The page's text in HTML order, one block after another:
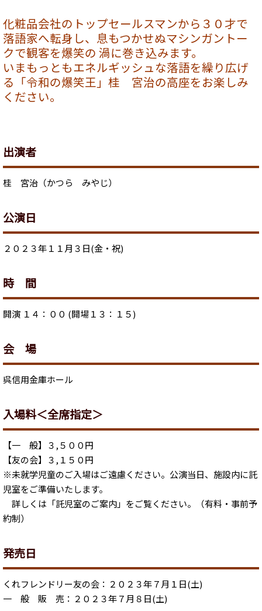
化粧品会社のトップセールスマンから３０才で
落語家へ転身し、息もつかせぬマシンガントー
クで観客を爆笑の 渦に巻き込みます。
いまもっともエネルギッシュな落語を繰り広げ
る「令和の爆笑王」桂 宮治の高座をお楽しみ
ください。
出演者
桂 宮治（かつら みやじ）
公演日
２０２３年１１月３日(金・祝)
時 間
開演 １４：００ (開場１３：１５)
会 場
呉信用金庫ホール
入場料＜全席指定＞
【一 般】３,５００円
【友の会】３,１５０円
※未就学児童のご入場はご遠慮ください。公演当日、施設内に託
児室をご準備いたします。
詳しくは「託児室のご案内」をご覧ください。（有料・事前予
約制）
発売日
くれフレンドリー友の会：２０２３年７月１日(土)
一 般 販 売：２０２３年７月８日(土)